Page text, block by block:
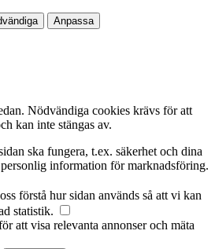
Anpassa
Nödvändiga cookies krävs för att
kan inte stängas av.
ska fungera, t.ex. säkerhet och dina
information för marknadsföring.
förstå hur sidan används så att vi kan
statistik.
att visa relevanta annonser och mäta